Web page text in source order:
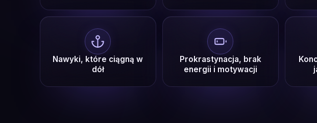
Nawyki, które ciągną w
dół
Prokrastynacja, brak
energii i motywacji